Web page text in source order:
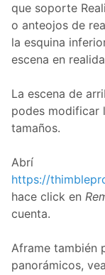
que soporte
o anteojos de
la esquina
escena en
La escena de
podes modificar
tamaños.
Abrí
https://
hace click en
cuenta.
Aframe también
panorámicos,